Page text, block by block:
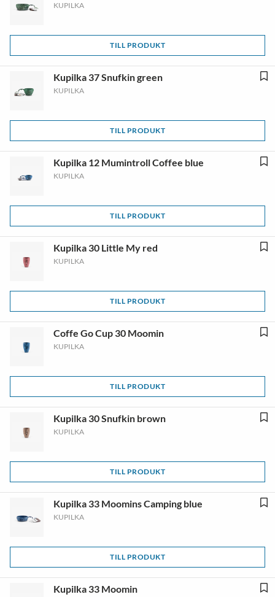
KUPILKA
TILL PRODUKT
Kupilka 37 Snufkin green
KUPILKA
TILL PRODUKT
Kupilka 12 Mumintroll Coffee blue
KUPILKA
TILL PRODUKT
Kupilka 30 Little My red
KUPILKA
TILL PRODUKT
Coffe Go Cup 30 Moomin
KUPILKA
TILL PRODUKT
Kupilka 30 Snufkin brown
KUPILKA
TILL PRODUKT
Kupilka 33 Moomins Camping blue
KUPILKA
TILL PRODUKT
Kupilka 33 Moomin